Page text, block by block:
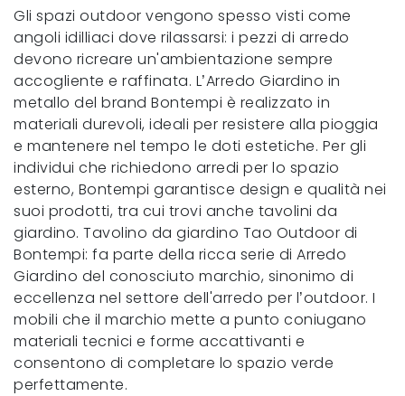
Gli spazi outdoor vengono spesso visti come
angoli idilliaci dove rilassarsi: i pezzi di arredo
devono ricreare un'ambientazione sempre
accogliente e raffinata. L’Arredo Giardino in
metallo del brand Bontempi è realizzato in
materiali durevoli, ideali per resistere alla pioggia
e mantenere nel tempo le doti estetiche. Per gli
individui che richiedono arredi per lo spazio
esterno, Bontempi garantisce design e qualità nei
suoi prodotti, tra cui trovi anche tavolini da
giardino. Tavolino da giardino Tao Outdoor di
Bontempi: fa parte della ricca serie di Arredo
Giardino del conosciuto marchio, sinonimo di
eccellenza nel settore dell'arredo per l’outdoor. I
mobili che il marchio mette a punto coniugano
materiali tecnici e forme accattivanti e
consentono di completare lo spazio verde
perfettamente.